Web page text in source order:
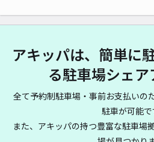
アキッパは、簡単に
る駐車場シェ
全て予約制駐車場・事前お支払いの
駐車が可能で
また、アキッパの持つ豊富な駐車場